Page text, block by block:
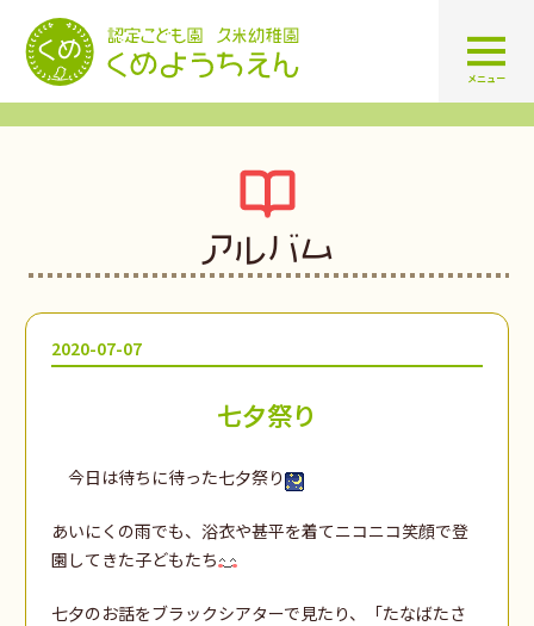
認定こども園 学校法人久米幼
メニュー
アルバム
2020-07-07
七夕祭り
今日は待ちに待った七夕祭り
あいにくの雨でも、浴衣や甚平を着てニコニコ笑顔で登
園してきた子どもたち
七夕のお話をブラックシアターで見たり、「たなばたさ